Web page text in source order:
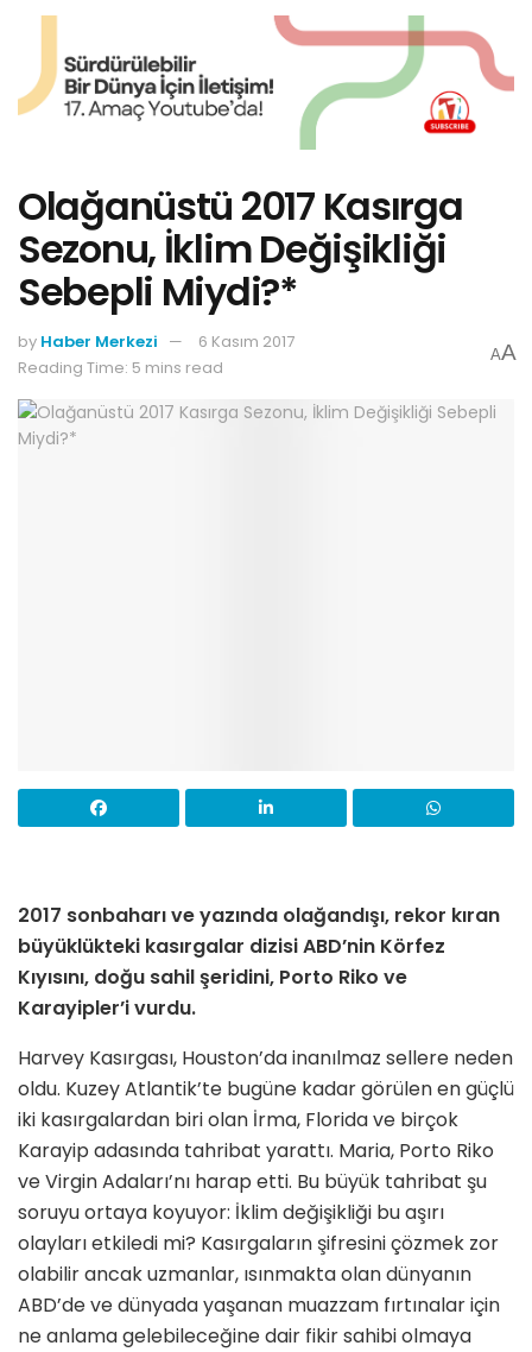
Olağanüstü 2017 Kasırga
Sezonu, İklim Değişikliği
Sebepli Miydi?*
by Haber Merkezi
6 Kasım 2017
Reading Time: 5 mins read
AA
2017 sonbaharı ve yazında olağandışı, rekor kıran
büyüklükteki kasırgalar dizisi ABD’nin Körfez
Kıyısını, doğu sahil şeridini, Porto Riko ve
Karayipler’i vurdu.
Harvey Kasırgası, Houston’da inanılmaz sellere neden
oldu. Kuzey Atlantik’te bugüne kadar görülen en güçlü
iki kasırgalardan biri olan İrma, Florida ve birçok
Karayip adasında tahribat yarattı. Maria, Porto Riko
ve Virgin Adaları’nı harap etti. Bu büyük tahribat şu
soruyu ortaya koyuyor: İklim değişikliği bu aşırı
olayları etkiledi mi? Kasırgaların şifresini çözmek zor
olabilir ancak uzmanlar, ısınmakta olan dünyanın
ABD’de ve dünyada yaşanan muazzam fırtınalar için
ne anlama gelebileceğine dair fikir sahibi olmaya